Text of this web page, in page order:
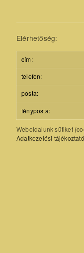
Elérhetőség:
cím:
telefon:
posta:
fényposta:
Weboldalunk sütiket
Adatkezelési